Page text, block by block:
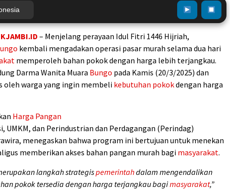
– Menjelang perayaan Idul Fitri 1446 Hijriah,
kembali mengadakan operasi pasar murah selama dua hari
memperoleh bahan pokok dengan harga lebih terjangkau.
Darma Wanita Muara Bungo pada Kamis (20/3/2025) dan
oleh warga yang ingin membeli kebutuhan pokokdengan harga
Harga Pangan
UMKM, dan Perindustrian dan Perdagangan (Perindag)
menegaskan bahwa program ini bertujuan untuk menekan
memberikan akses bahan pangan murah bagi masyarakat.
langkah strategispemerintahdalam mengendalikan
pokok tersedia dengan harga terjangkau bagimasyarakat,”